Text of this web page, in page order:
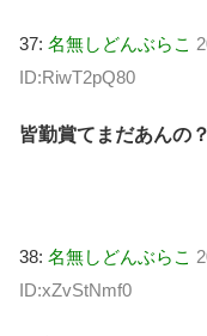
37: 名無しどんぶらこ
ID:RiwT2pQ80
皆勤賞てまだあんの？
38: 名無しどんぶらこ
ID:xZvStNmf0